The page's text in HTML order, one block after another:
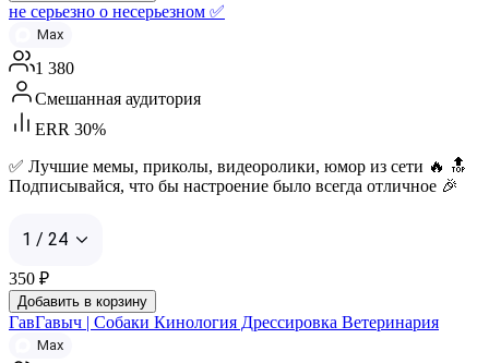
не серьезно о несерьезном ✅
Max
1 380
Смешанная аудитория
ERR 30%
✅ Лучшие мемы, приколы, видеоролики, юмор из сети 🔥 🔝
Подписывайся, что бы настроение было всегда отличное 🎉
1 / 24
350 ₽
Добавить в корзину
ГавГавыч | Собаки Кинология Дрессировка Ветеринария
Max